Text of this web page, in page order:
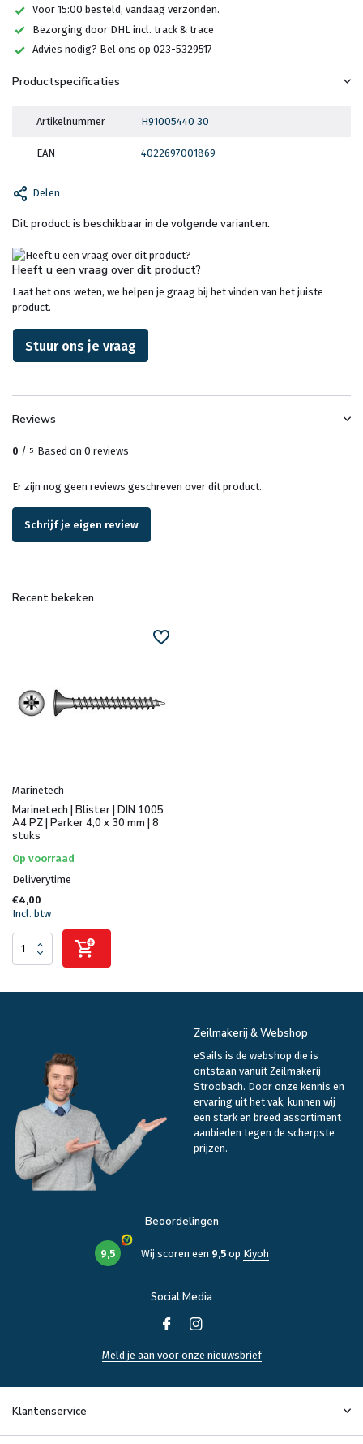
Voor 15:00 besteld, vandaag verzonden.
Bezorging door DHL incl. track & trace
Advies nodig? Bel ons op 023-5329517
Productspecificaties
Artikelnummer H91005440 30
EAN 4022697001869
Delen
Dit product is beschikbaar in de volgende varianten:
Heeft u een vraag over dit product?
Laat het ons weten, we helpen je graag bij het vinden van het juiste
product.
Stuur ons je vraag
Reviews
0 / 5 Based on 0 reviews
Er zijn nog geen reviews geschreven over dit product..
Schrijf je eigen review
Recent bekeken
Marinetech
Marinetech | Blister | DIN 1005
A4 PZ | Parker 4,0 x 30 mm | 8
stuks
Op voorraad
Deliverytime
€4,00
Incl. btw
Zeilmakerij & Webshop
eSails is de webshop die is
ontstaan vanuit Zeilmakerij
Stroobach. Door onze kennis en
ervaring uit het vak, kunnen wij
een sterk en breed assortiment
aanbieden tegen de scherpste
prijzen.
Beoordelingen
9,5 Wij scoren een 9,5op Kiyoh
Social Media
Meld je aan voor onze nieuwsbrief
Klantenservice